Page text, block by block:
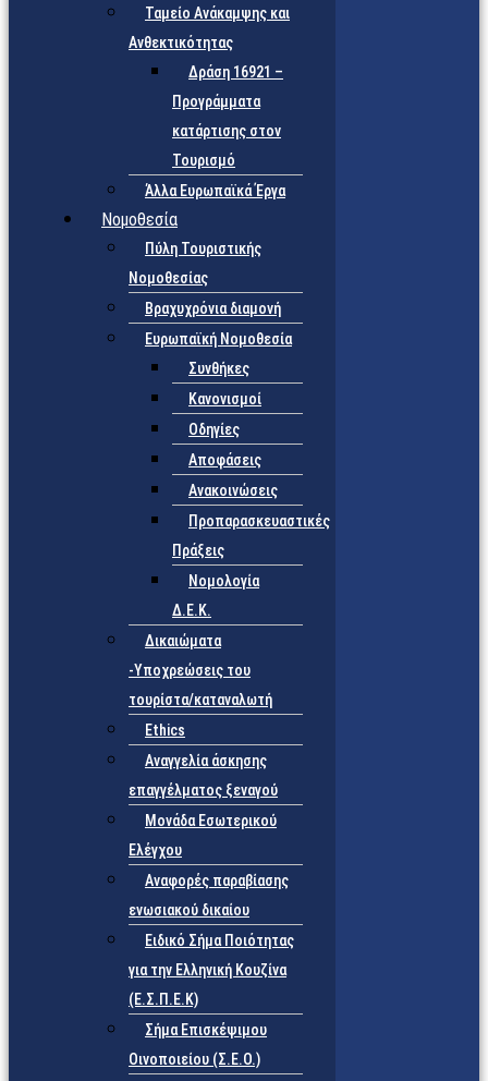
Ταμείο Ανάκαμψης και
Ανθεκτικότητας
Δράση 16921 –
Προγράμματα
κατάρτισης στον
Τουρισμό
Άλλα Ευρωπαϊκά Έργα
Νομοθεσία
Πύλη Τουριστικής
Νομοθεσίας
Βραχυχρόνια διαμονή
Ευρωπαϊκή Νομοθεσία
Συνθήκες
Κανονισμοί
Οδηγίες
Αποφάσεις
Ανακοινώσεις
Προπαρασκευαστικές
Πράξεις
Νομολογία
Δ.Ε.Κ.
Δικαιώματα
-Υποχρεώσεις του
τουρίστα/καταναλωτή
Ethics
Αναγγελία άσκησης
επαγγέλματος ξεναγού
Μονάδα Εσωτερικού
Ελέγχου
Αναφορές παραβίασης
ενωσιακού δικαίου
Ειδικό Σήμα Ποιότητας
για την Ελληνική Κουζίνα
(Ε.Σ.Π.Ε.Κ)
Σήμα Επισκέψιμου
Οινοποιείου (Σ.Ε.Ο.)